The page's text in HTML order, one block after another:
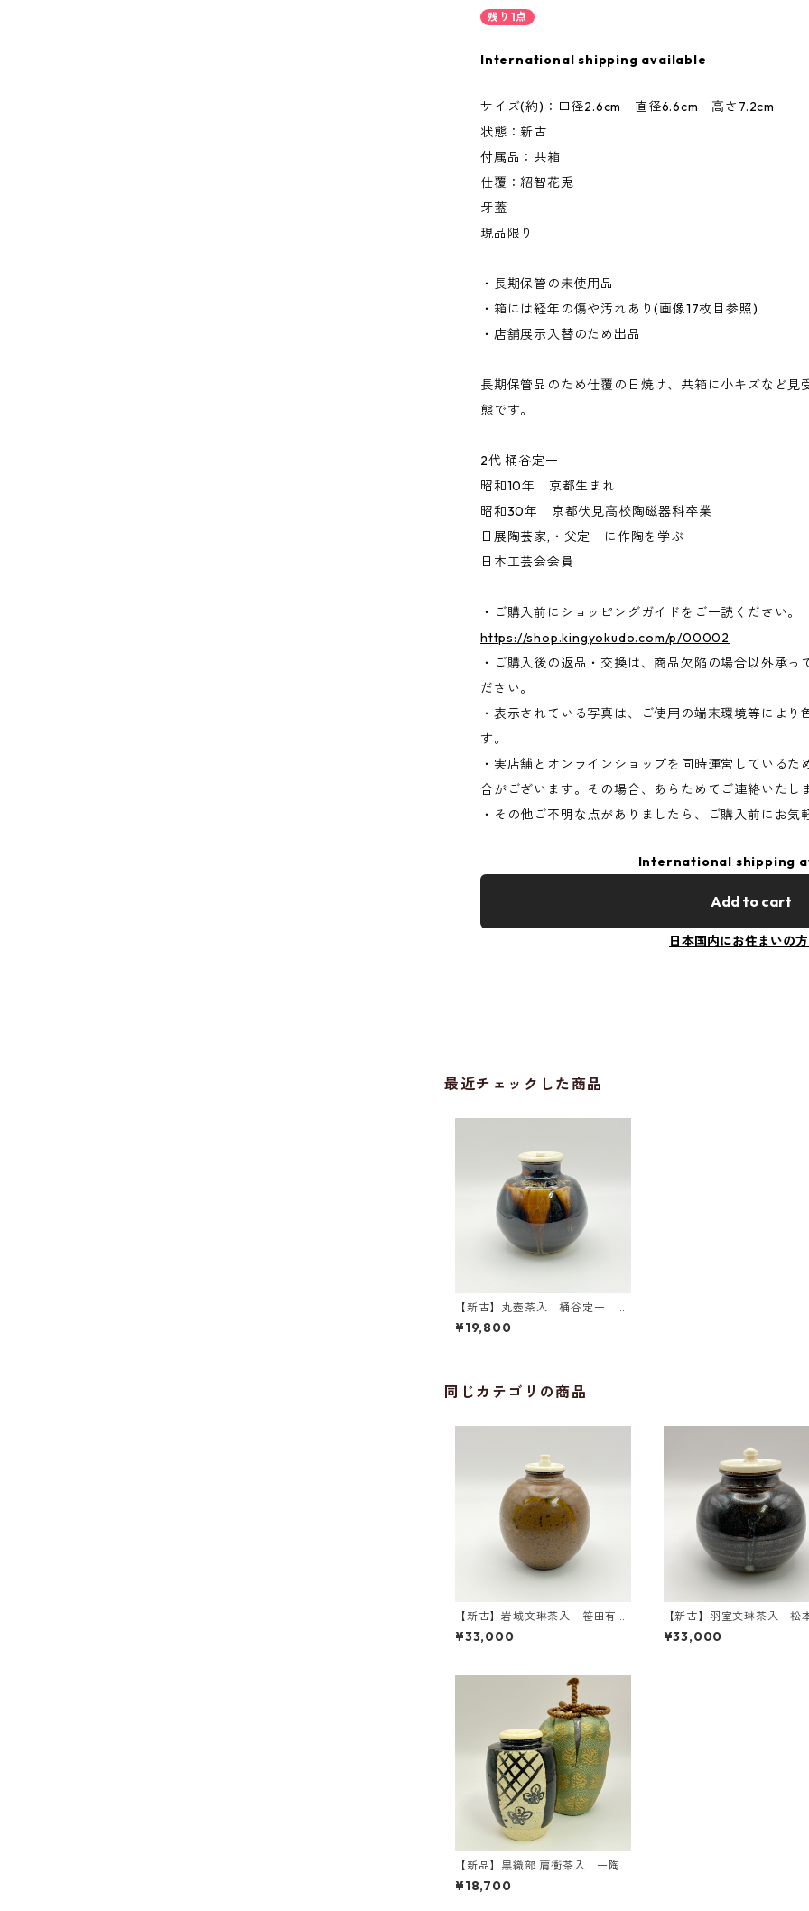
残り1点
International shipping available
サイズ(約)：口径2.6cm 直径6.6cm 高さ7.2cm
状態：新古
付属品：共箱
仕覆：紹智花兎
牙蓋
現品限り
・長期保管の未使用品
・箱には経年の傷や汚れあり(画像17枚目参照)
・店舗展示入替のため出品
長期保管品のため仕覆の日焼け、共箱に小キズなど
態です。
2代 桶谷定一
昭和10年 京都生まれ
昭和30年 京都伏見高校陶磁器科卒業
日展陶芸家,・父定一に作陶を学ぶ
日本工芸会会員
・ご購入前にショッピングガイドをご一読ください。
https://shop.kingyokudo.com/p/00002
・ご購入後の返品・交換は、商品欠陥の場合以外承
ださい。
・表示されている写真は、ご使用の端末環境等によ
す。
・実店舗とオンラインショップを同時運営している
合がございます。その場合、あらためてご連絡いたし
・その他ご不明な点がありましたら、ご購入前にお気
International shipping
Add to cart
日本国内にお住まいの
最近チェックした商品
【新古】丸壺茶入 桶谷定一 共
箱入 仕覆：紹智花兎
¥19,800
同じカテゴリの商品
【新古】岩城文琳茶入 笹田有
祥 共箱入 仕覆：鳥襷緞子
¥33,000
【新古】羽室文琳茶入 松
山 共箱入 仕覆：笹蔓緞
¥33,000
【新品】黒織部 肩衝茶入 一陶
窯 由勝 共箱入 仕覆：角龍金
襴 ラクト蓋 濃茶器
¥18,700